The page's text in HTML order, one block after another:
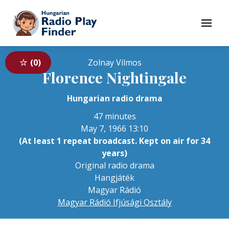
To contents
Menu
0 Zolnay Vilmos
Florence Nightingale
Hungarian radio drama
47 minutes
May 7, 1966 13:10
(At least 1 repeat broadcast. Kept on air for 34
years)
Original radio drama
Hangjáték
Magyar Rádió
Magyar Rádió Ifjúsági Osztály